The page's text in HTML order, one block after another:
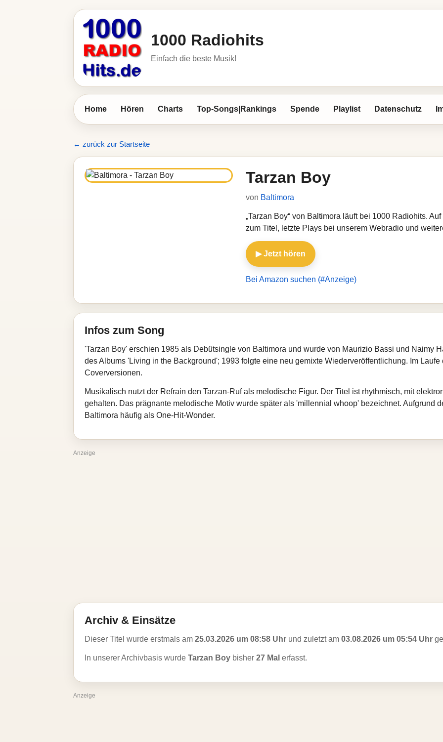
1000 Radiohits
Einfach die beste Musik!
Home Hören Charts Top-Songs|Rankings Spende Playlist Datenschutz
← zurück zur Startseite
Tarzan Boy
von Baltimora
„Tarzan Boy“ von Baltimora läuft bei 1000 Radiohits.
zum Titel, letzte Plays bei unserem Webradio und
▶ Jetzt hören
Bei Amazon suchen (#Anzeige)
Infos zum Song
'Tarzan Boy' erschien 1985 als Debütsingle von Baltimora und wurde von Maurizio Bassi und Naimy
des Albums 'Living in the Background'; 1993 folgte eine neu gemixte Wiederveröffentlichung. Im
Coverversionen.
Musikalisch nutzt der Refrain den Tarzan‑Ruf als melodische Figur. Der Titel ist rhythmisch, mit
gehalten. Das prägnante melodische Motiv wurde später als 'millennial whoop' bezeichnet. Aufgrund
Baltimora häufig als One‑Hit‑Wonder.
Anzeige
Archiv & Einsätze
Dieser Titel wurde erstmals am 25.03.2026 um 08:58 Uhr und zuletzt am 03.08.2026 um 05:54 Uhr
In unserer Archivbasis wurde Tarzan Boy bisher 27 Mal erfasst.
Anzeige